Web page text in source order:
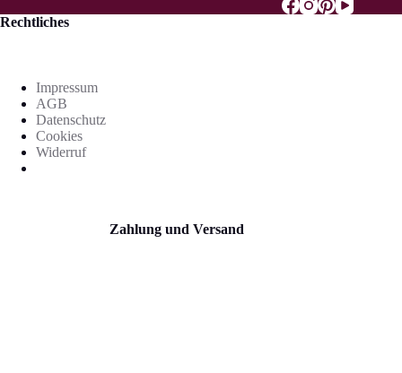
Rechtliches
Impressum
AGB
Datenschutz
Cookies
Widerruf
Zahlung und Versand